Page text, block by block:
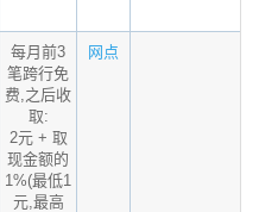
每月前3
笔跨行免
费,之后收
取:
2元 + 取
现金额的
1%(最低1
元,最高
网点